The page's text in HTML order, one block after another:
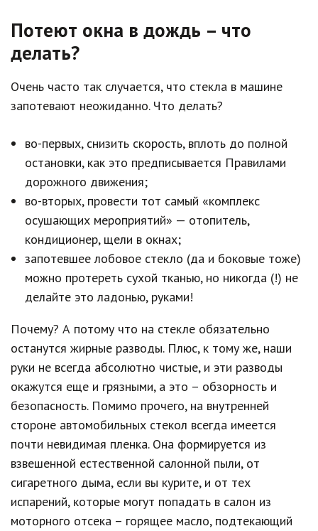
Потеют окна в дождь – что
делать?
Очень часто так случается, что стекла в машине
запотевают неожиданно. Что делать?
во-первых, снизить скорость, вплоть до полной
остановки, как это предписывается Правилами
дорожного движения;
во-вторых, провести тот самый «комплекс
осушающих мероприятий» — отопитель,
кондиционер, щели в окнах;
запотевшее лобовое стекло (да и боковые тоже)
можно протереть сухой тканью, но никогда (!) не
делайте это ладонью, руками!
Почему? А потому что на стекле обязательно
останутся жирные разводы. Плюс, к тому же, наши
руки не всегда абсолютно чистые, и эти разводы
окажутся еще и грязными, а это – обзорность и
безопасность. Помимо прочего, на внутренней
стороне автомобильных стекол всегда имеется
почти невидимая пленка. Она формируется из
взвешенной естественной салонной пыли, от
сигаретного дыма, если вы курите, и от тех
испарений, которые могут попадать в салон из
моторного отсека – горящее масло, подтекающий